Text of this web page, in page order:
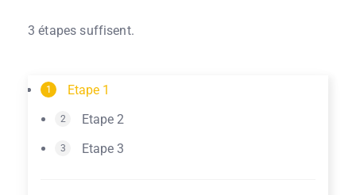
3 étapes suffisent.
1 Etape 1
2 Etape 2
3 Etape 3